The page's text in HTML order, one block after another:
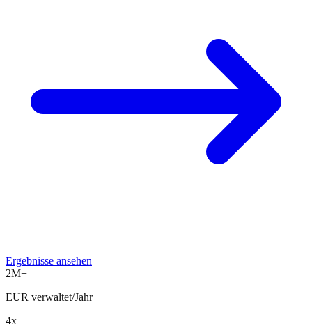
Ergebnisse ansehen
2M+
EUR verwaltet/Jahr
4x